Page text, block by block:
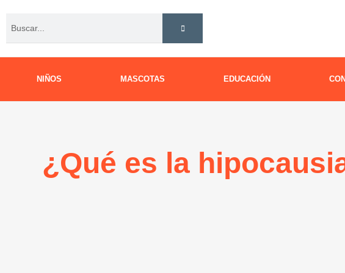
contenido
NIÑOS MASCOTAS EDUCACIÓN
¿Qué es la